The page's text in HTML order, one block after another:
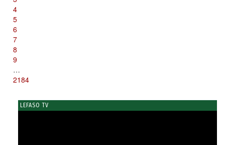
4
5
6
7
8
9
…
2184
LEFASO TV